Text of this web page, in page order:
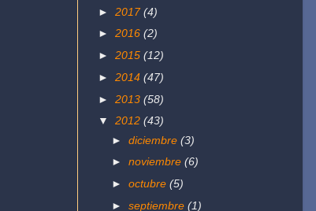
► 2017(4)
► 2016 (2)
► 2015 (12)
► 2014 (47)
► 2013 (58)
▼ 2012 (43)
►diciembre(3)
►noviembre(6)
►octubre(5)
►septiembre(1)